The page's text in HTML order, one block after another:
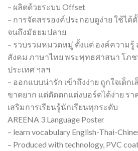
– ผลิตด้วยระบบ Offset
– การจัดสรรองค์ประกอบดูง่าย ใช้ได้
จนถึงมัธยมปลาย
– รวบรวมหมวดหมู่ ตั้งแต่ องค์ความรู้
สังคม ภาษาไทย พระพุทธศาสนา โภ
ประเทศ ฯลฯ
– ออกแบบน่ารัก เข้าถึงง่าย ถูกใจเด็ก
ขาดยาก แต่ตัดตกแต่งบอร์ดได้ง่าย รา
เสริมการเรียนรู้นักเรียนทุกระดับ
AREENA 3 Language Poster
– learn vocabulary English-Thai-
– Produced with technology, PVC